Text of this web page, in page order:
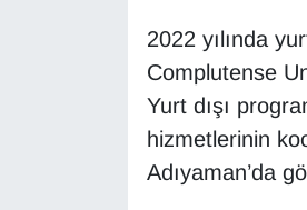
2022 yılında
Complutense
Yurt dışı
hizmetlerinin
Adıyaman’da
HABERDE İNSAN